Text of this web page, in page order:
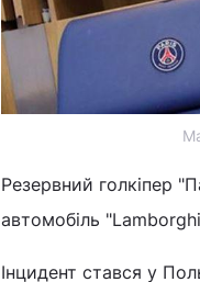
Резервний голкіпер
автомобіль
Інцидент стався у